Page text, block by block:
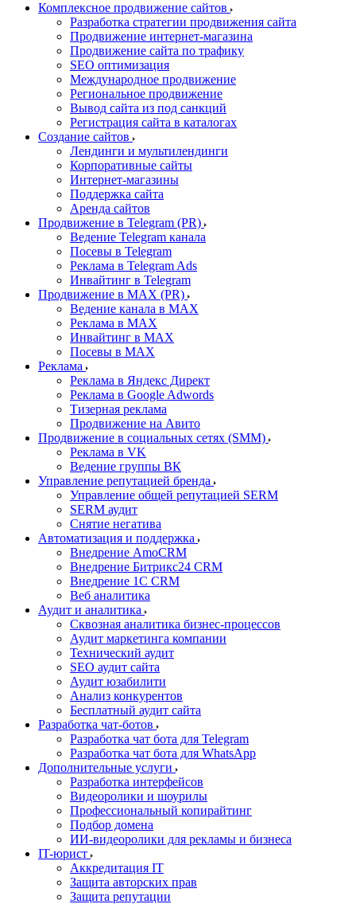
Комплексное продвижение сайтов
Разработка стратегии продвижения сайта
Продвижение интернет-магазина
Продвижение сайта по трафику
SEO оптимизация
Международное продвижение
Региональное продвижение
Вывод сайта из под санкций
Регистрация сайта в каталогах
Создание сайтов
Лендинги и мультилендинги
Корпоративные сайты
Интернет-магазины
Поддержка сайта
Аренда сайтов
Продвижение в Telegram (PR)
Ведение Telegram канала
Посевы в Telegram
Реклама в Telegram Ads
Инвайтинг в Telegram
Продвижение в MAX (PR)
Ведение канала в MAX
Реклама в MAX
Инвайтинг в MAX
Посевы в MAX
Реклама
Реклама в Яндекс Директ
Реклама в Google Adwords
Тизерная реклама
Продвижение на Авито
Продвижение в социальных сетях (SMM)
Реклама в VK
Ведение группы ВК
Управление репутацией бренда
Управление общей репутацией SERM
SERM аудит
Снятие негатива
Автоматизация и поддержка
Внедрение AmoCRM
Внедрение Битрикс24 CRM
Внедрение 1C CRM
Веб аналитика
Аудит и аналитика
Сквозная аналитика бизнес-процессов
Аудит маркетинга компании
Технический аудит
SEO аудит сайта
Аудит юзабилити
Анализ конкурентов
Бесплатный аудит сайта
Разработка чат-ботов
Разработка чат бота для Telegram
Разработка чат бота для WhatsApp
Дополнительные услуги
Разработка интерфейсов
Видеоролики и шоурилы
Профессиональный копирайтинг
Подбор домена
ИИ-видеоролики для рекламы и бизнеса
IT-юрист
Аккредитация IT
Защита авторских прав
Защита репутации